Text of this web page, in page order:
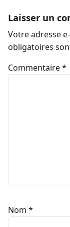
Laisser un
Votre adresse
obligatoires
Commentaire*
Nom *